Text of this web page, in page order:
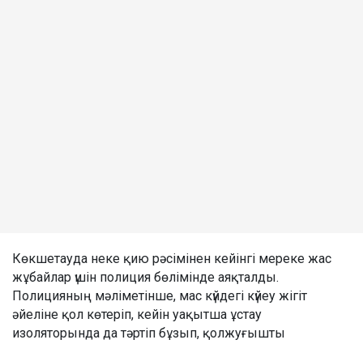
Көкшетауда неке қию рәсімінен кейінгі мереке жас
жұбайлар үшін полиция бөлімінде аяқталды.
Полицияның мәліметінше, мас күйдегі күйеу жігіт
әйеліне қол көтеріп, кейін уақытша ұстау
изоляторында да тәртіп бұзып, қолжуғышты